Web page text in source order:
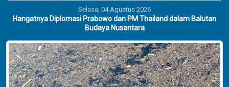
Selasa, 04 Agustus 2026
Hangatnya Diplomasi Prabowo dan PM Thailand dalam Balutan
Budaya Nusantara